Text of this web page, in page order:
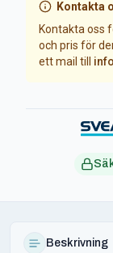
Kontakta
Kontakta oss
och pris för
ett mail till
Beskrivning